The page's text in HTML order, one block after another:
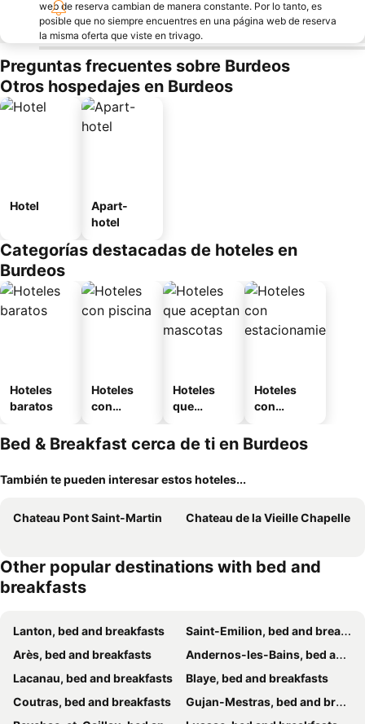
web de reserva cambian de manera constante. Por lo tanto, es
posible que no siempre encuentres en una página web de reserva
la misma oferta que viste en trivago.
Preguntas frecuentes sobre Burdeos
Otros hospedajes en Burdeos
Hotel
Apart-
hotel
Categorías destacadas de hoteles en
Burdeos
Hoteles
baratos
Hoteles
con
Hoteles
que
mascotas
Hoteles
con
miento
Bed & Breakfast cerca de ti en Burdeos
También te pueden interesar estos hoteles...
Chateau Pont Saint-Martin Chateau de la Vieille Chapelle
Other popular destinations with bed and
breakfasts
Lanton, bed and breakfasts
Saint-Emilion, bed and breakfasts
Arès, bed and breakfasts
Andernos-les-Bains, bed and breakfasts
Lacanau, bed and breakfasts
Blaye, bed and breakfasts
Coutras, bed and breakfasts
Gujan-Mestras, bed and breakfasts